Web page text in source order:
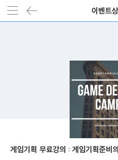
이벤트
게임기획 무료강의 : 게임기획준